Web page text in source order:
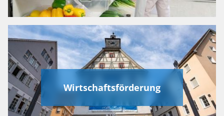
Wirtschaftsförderung